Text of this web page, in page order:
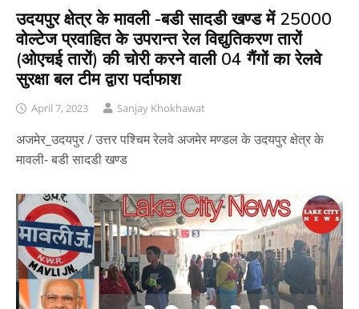
उदयपुर क्षेत्र के मावली -बडी सादडी खण्ड में 25000
वोल्टेज प्रवाहित के उपरान्त रेल विद्युतिकरण तारों
(ओएचई तारों) की चोरी करने वाली 04 गैंगों का रेलवे
सुरक्षा बल टीम द्वारा पर्दाफाश
April 7, 2023 Sanjay Khokhawat
अजमेर_उदयपुर / उत्तर पश्चिम रेलवे अजमेर मण्डल के उदयपुर क्षेत्र के
मावली- बडी सादडी खण्ड